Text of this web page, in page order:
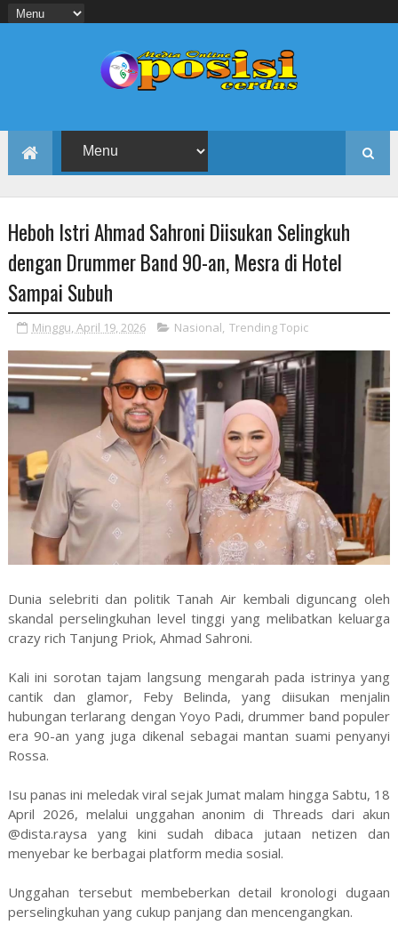
Heboh Istri Ahmad Sahroni Diisukan Selingkuh
dengan Drummer Band 90-an, Mesra di Hotel
Sampai Subuh
Minggu, April 19, 2026 Nasional, Trending Topic
Dunia selebriti dan politik Tanah Air kembali diguncang oleh
skandal perselingkuhan level tinggi yang melibatkan keluarga
crazy rich Tanjung Priok, Ahmad Sahroni.
Kali ini sorotan tajam langsung mengarah pada istrinya yang
cantik dan glamor, Feby Belinda, yang diisukan menjalin
hubungan terlarang dengan Yoyo Padi, drummer band populer
era 90-an yang juga dikenal sebagai mantan suami penyanyi
Rossa.
Isu panas ini meledak viral sejak Jumat malam hingga Sabtu, 18
April 2026, melalui unggahan anonim di Threads dari akun
@dista.raysa yang kini sudah dibaca jutaan netizen dan
menyebar ke berbagai platform media sosial.
Unggahan tersebut membeberkan detail kronologi dugaan
perselingkuhan yang cukup panjang dan mencengangkan.